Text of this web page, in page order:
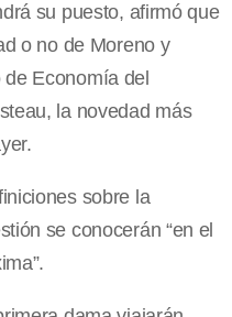
su puesto, afirmó que
o no de Moreno y
Economía del
la novedad más
sobre la
se conocerán “en el